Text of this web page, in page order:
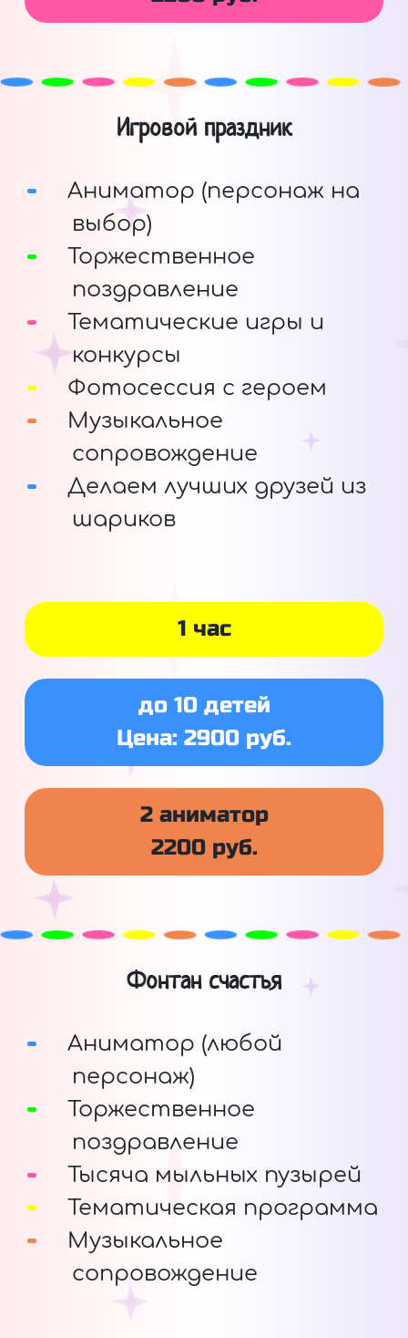
Игровой праздник
Аниматор (персонаж на
выбор)
Торжественное
поздравление
Тематические игры и
конкурсы
Фотосессия с героем
Музыкальное
сопровождение
Делаем лучших друзей из
шариков
1 час
до 10 детей
Цена: 2900 руб.
2 аниматор
2200 руб.
Фонтан счастья
Аниматор (любой
персонаж)
Торжественное
поздравление
Тысяча мыльных пузырей
Тематическая программа
Музыкальное
сопровождение